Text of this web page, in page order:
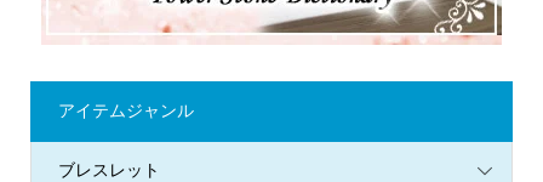
アイテムジャンル
ブレスレット